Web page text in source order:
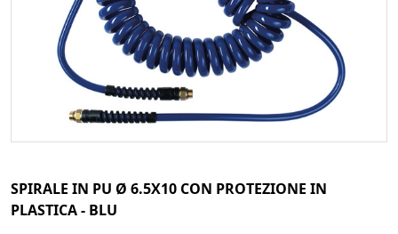
SPIRALE IN PU Ø 6.5X10 CON PROTEZIONE IN
PLASTICA - BLU